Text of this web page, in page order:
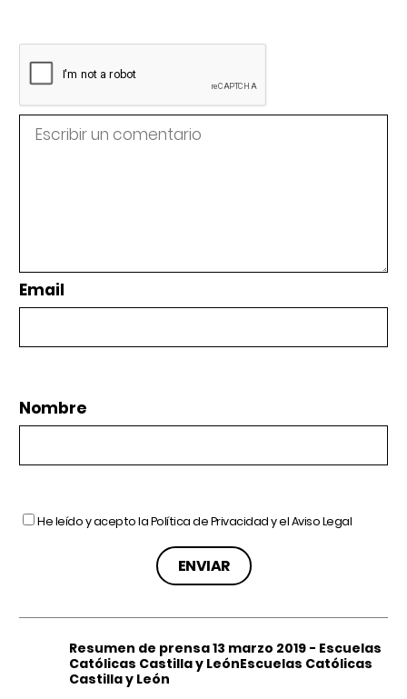
Email
Nombre
He leído y acepto laPolítica de Privacidady elAviso Legal
Resumen de prensa 13 marzo 2019 - Escuelas
Católicas Castilla y LeónEscuelas Católicas
Castilla y León